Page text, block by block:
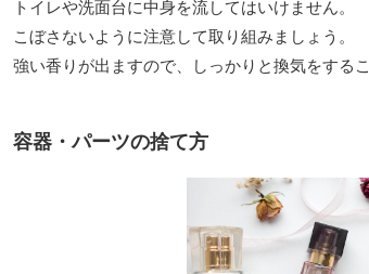
トイレや洗面台に中身を流してはいけません。
こぼさないように注意して取り組みましょう。
強い香りが出ますので、しっかりと換気をする
容器・パーツの捨て方